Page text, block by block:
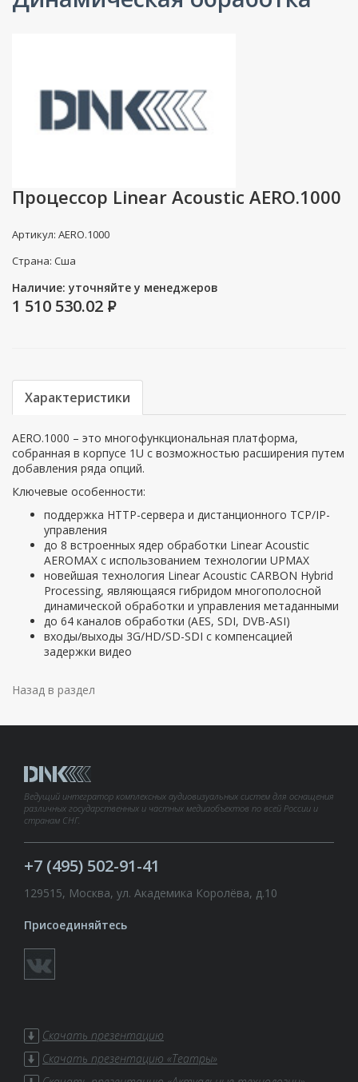
Процессор Linear Acoustic AERO.1000
Артикул: AERO.1000
Страна: Сша
Наличие: уточняйте у менеджеров
1 510 530.02 P
Характеристики
AERO.1000 – это многофункциональная платформа,
собранная в корпусе 1U с возможностью расширения путем
добавления ряда опций.
Ключевые особенности:
поддержка HTTP-сервера и дистанционного TCP/IP-
управления
до 8 встроенных ядер обработки Linear Acoustic
AEROMAX с использованием технологии UPMAX
новейшая технология Linear Acoustic CARBON Hybrid
Processing, являющаяся гибридом многополосной
динамической обработки и управления метаданными
до 64 каналов обработки (AES, SDI, DVB-ASI)
входы/выходы 3G/HD/SD-SDI с компенсацией
задержки видео
Назад в раздел
Ведущий интегратор комплексных аудиовизуальных систем для оснащения
различных государственных и частных медиаобъектов по всей России и
странам СНГ.
+7 (495) 502-91-41
129515, Москва, ул. Академика Королёва, д.10
Присоединяйтесь
Скачать презентацию
Скачать презентацию «Театры»